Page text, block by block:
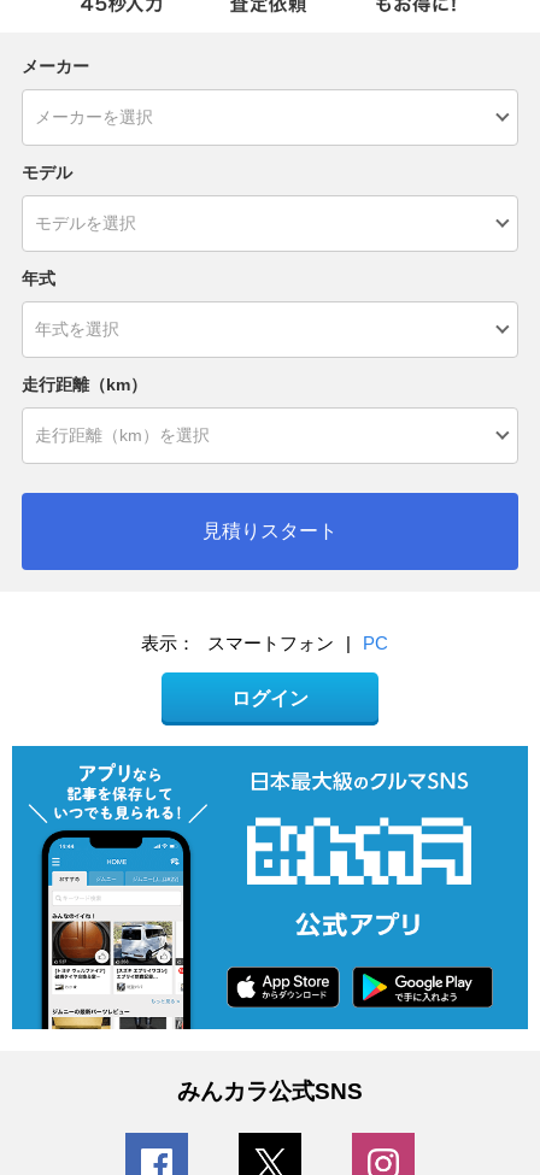
メーカー
モデル
年式
走行距離（km）
見積りスタート
表示： スマートフォン | PC
ログイン
みんカラ公式SNS